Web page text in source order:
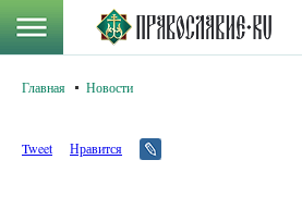
Главная Новости
Tweet Нравится